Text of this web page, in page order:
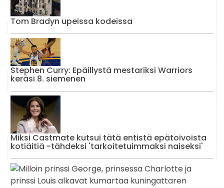
Tom Bradyn upeissa kodeissa
Stephen Curry: Epäillystä mestariksi Warriors
keräsi 8. siemenen
Miksi Castmate kutsui tätä entistä epätoivoista
kotiäitiä -tähdeksi 'tarkoitetuimmaksi naiseksi'